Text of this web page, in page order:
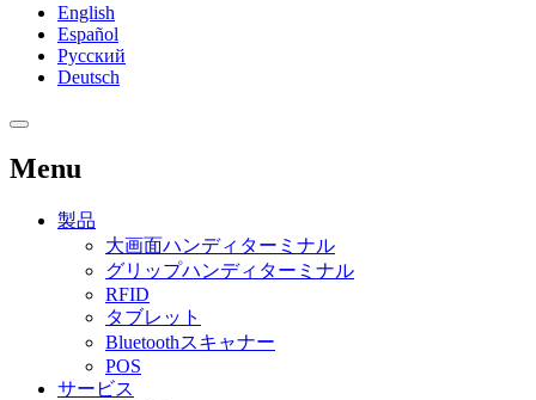
English
Español
Русский
Deutsch
Menu
製品
大画面ハンディターミナル
グリップハンディターミナル
RFID
タブレット
Bluetoothスキャナー
POS
サービス